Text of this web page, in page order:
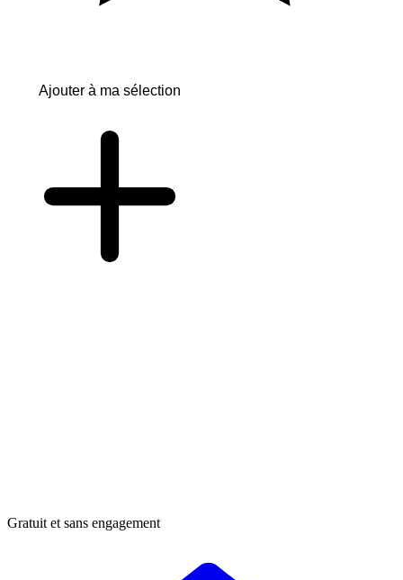
Ajouter à ma sélection
Gratuit et sans engagement